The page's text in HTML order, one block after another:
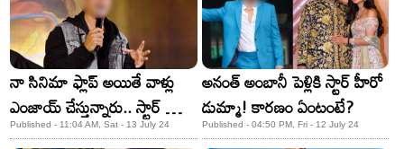
నా సినిమా ఫ్లాప్ అయితే వాళ్లు
ఎంజాయ్ చేస్తున్నారు.. స్టార్ హీరో
షాకింగ్ కామెంట్స్!
Published - 11:04 AM, Sat - 13 July 24
అనంత్ అంబానీ పెళ్లికి స్టార్ హీరో
డుమ్మా! కారణం ఏంటంటే?
Published - 04:50 PM, Fri - 12 July 24